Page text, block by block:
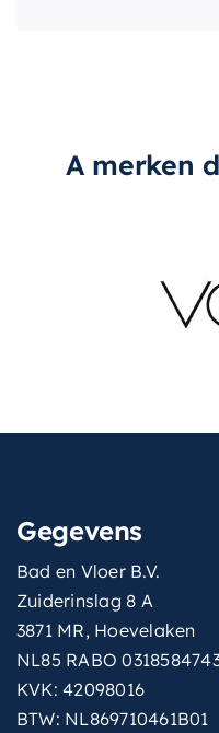
A merken
Gegevens
Bad en Vloer B.V.
Zuiderinslag 8 A
3871 MR, Hoevelaken
NL85 RABO
KVK: 42098016
BTW: NL869710461B01